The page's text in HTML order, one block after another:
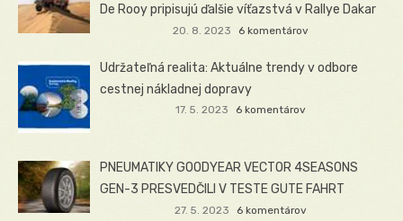
De Rooy pripisujú ďalšie víťazstvá v Rallye Dakar
20. 8. 2023 6 komentárov
Udržateľná realita: Aktuálne trendy v odbore
cestnej nákladnej dopravy
17. 5. 2023 6 komentárov
PNEUMATIKY GOODYEAR VECTOR 4SEASONS
GEN-3 PRESVEDČILI V TESTE GUTE FAHRT
27. 5. 2023 6 komentárov